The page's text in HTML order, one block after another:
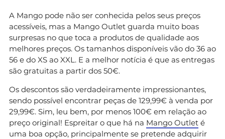
A Mango pode não ser conhecida pelos seus preços
acessíveis, mas a Mango Outlet guarda muito boas
surpresas no que toca a produtos de qualidade aos
melhores preços. Os tamanhos disponíveis vão do 36 ao
56 e do XS ao XXL. E a melhor notícia é que as entregas
são gratuitas a partir dos 50€.
Os descontos são verdadeiramente impressionantes,
sendo possível encontrar peças de 129,99€ à venda por
29,99€. Sim, leu bem, por menos 100€ em relação ao
preço original! Espreitar o que há na Mango Outlet é
uma boa opção, principalmente se pretende adquirir